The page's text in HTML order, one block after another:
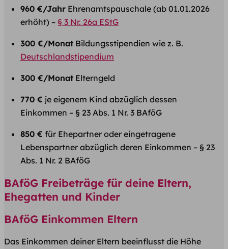
960 €/Jahr Ehrenamtspauschale (ab 01.01.2026
erhöht) – § 3 Nr. 26a EStG
300 €/Monat Bildungsstipendien wie z. B.
Deutschlandstipendium
300 €/Monat Elterngeld
770 € je eigenem Kind abzüglich dessen
Einkommen – § 23 Abs. 1 Nr. 3 BAföG
850 € für Ehepartner oder eingetragene
Lebenspartner abzüglich deren Einkommen – § 23
Abs. 1 Nr. 2 BAföG
BAföG Freibeträge für deine Eltern,
Ehegatten und Kinder
BAföG Einkommen Eltern​
Das Einkommen deiner Eltern beeinflusst die Höhe